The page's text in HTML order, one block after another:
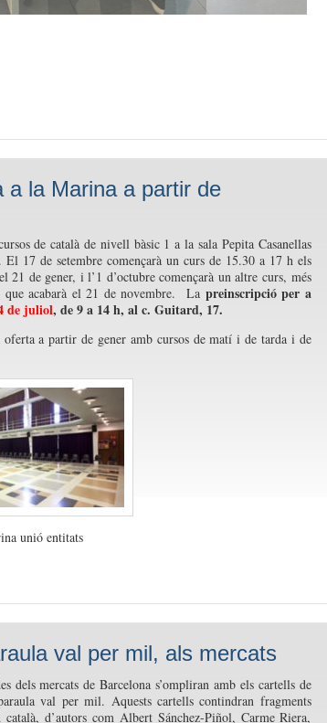
a la Marina a partir de
de català de nivell bàsic 1 a la sala Pepita Casanellas
17 de setembre començarà un curs de 15.30 a 17 h els
21 de gener, i l’1 d’octubre començarà un altre curs, més
acabarà el 21 de novembre. La preinscripció per a
de juliol, de 9 a 14 h, al c. Guitard, 17.
a partir de gener amb cursos de matí i de tarda i de
val per mil, als mercats
dels mercats de Barcelona s’ompliran amb els cartells de
val per mil. Aquests cartells contindran fragments
català, d’autors com Albert Sánchez-Piñol, Carme Riera,